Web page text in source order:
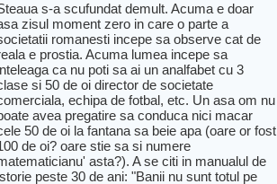
s-a scufundat demult. Acuma e doar
zisul moment zero in care o parte a
romanesti incepe sa observe cat de
e prostia. Acuma lumea incepe sa
ca nu poti sa ai un analfabet cu 3
si 50 de oi director de societate
echipa de fotbal, etc. Un asa om nu
avea pregatire sa conduca nici macar
50 de oi la fantana sa beie apa (oare or fost
de oi? oare stie sa si numere
asta?). A se citi in manualul de
peste 30 de ani: "Banii nu sunt totul pe